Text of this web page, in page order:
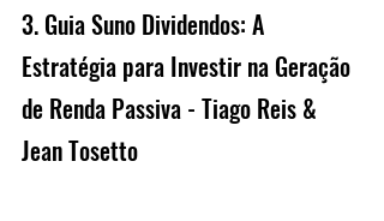
3. Guia Suno Dividendos: A
Estratégia para Investir na Geração
de Renda Passiva - Tiago Reis &
Jean Tosetto